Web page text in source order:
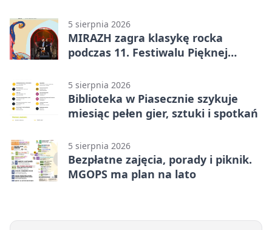
5 sierpnia 2026
MIRAZH zagra klasykę rocka
podczas 11. Festiwalu Pięknej
5 sierpnia 2026
Biblioteka w Piasecznie szykuje
miesiąc pełen gier, sztuki i spotkań
5 sierpnia 2026
Bezpłatne zajęcia, porady i piknik.
MGOPS ma plan na lato